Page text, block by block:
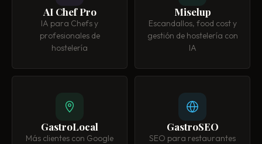
AI Chef Pro
IA para Chefs y
profesionales de
hostelería
Miselup
Escandallos, food cost y
gestión de hostelería con
IA
GastroLocal
Más clientes con Google
GastroSEO
SEO para restaurantes